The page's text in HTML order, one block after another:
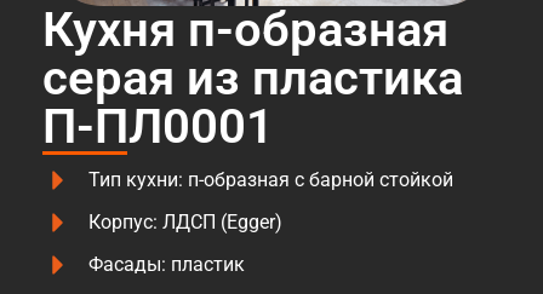
Кухня п-образная
серая из пластика
П-ПЛ0001
Тип кухни: п-образная с барной стойкой
Корпус: ЛДСП (Egger)
Фасады: пластик